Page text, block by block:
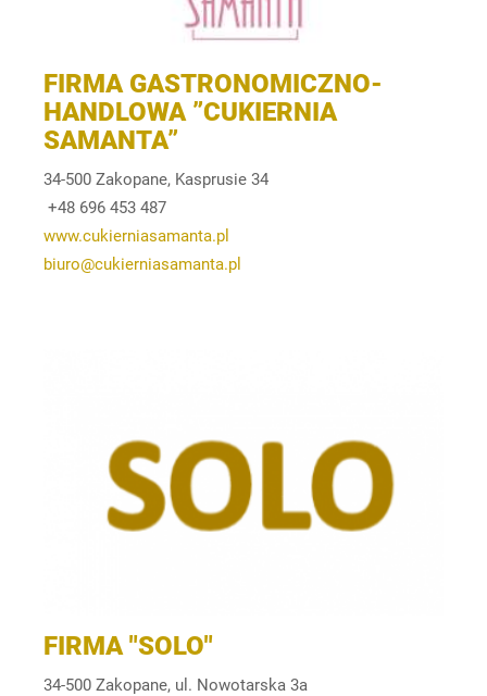
FIRMA GASTRONOMICZNO-
HANDLOWA ”CUKIERNIA
SAMANTA”
34-500 Zakopane, Kasprusie 34
+48 696 453 487
www.cukierniasamanta.pl
biuro@cukierniasamanta.pl
FIRMA "SOLO"
34-500 Zakopane, ul. Nowotarska 3a